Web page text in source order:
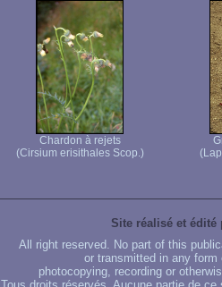
Chardon à rejets
(Cirsium erisithales Scop.)
Site réalisé et édité
All right reserved. No part of this
or transmitted in any
photocopying, recording or